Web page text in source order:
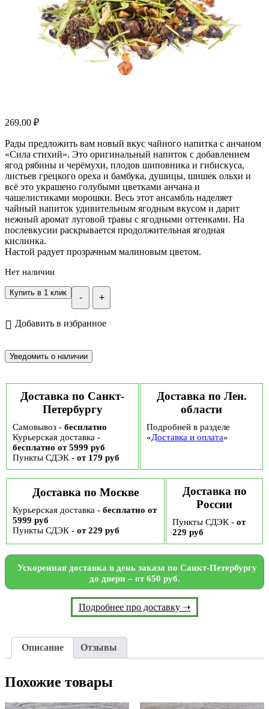
269.00 ₽
Рады предложить вам новый вкус чайного напитка с анчаном
«Сила стихий». Это оригинальный напиток с добавлением
ягод рябины и черёмухи, плодов шиповника и гибискуса,
листьев грецкого ореха и бамбука, душицы, шишек ольхи и
всё это украшено голубыми цветками анчана и
чашелистиками морошки. Весь этот ансамбль наделяет
чайный напиток удивительным ягодным вкусом и дарит
нежный аромат луговой травы с ягодными оттенками. На
послевкусии раскрывается продолжительная ягодная
кислинка.
Настой радует прозрачным малиновым цветом.
Нет наличии
- +
Купить в 1 клик
Добавить в избранное
Доставка по Санкт-
Петербургу
Самовывоз - бесплатно
Курьерская доставка -
бесплатно от 5999 руб
Пункты СДЭК - от 179 руб
Доставка по Лен.
области
Подробней в разделе
«Доставка и оплата»
Доставка по Москве
Курьерская доставка - бесплатно от
5999 руб
Пункты СДЭК - от 229 руб
Доставка по
России
Пункты СДЭК - от
229 руб
Ускоренная доставка в день заказа по Санкт-Петербургу
до двери – от 650 руб.
Подробнее про доставку ➝
Описание Отзывы
Похожие товары